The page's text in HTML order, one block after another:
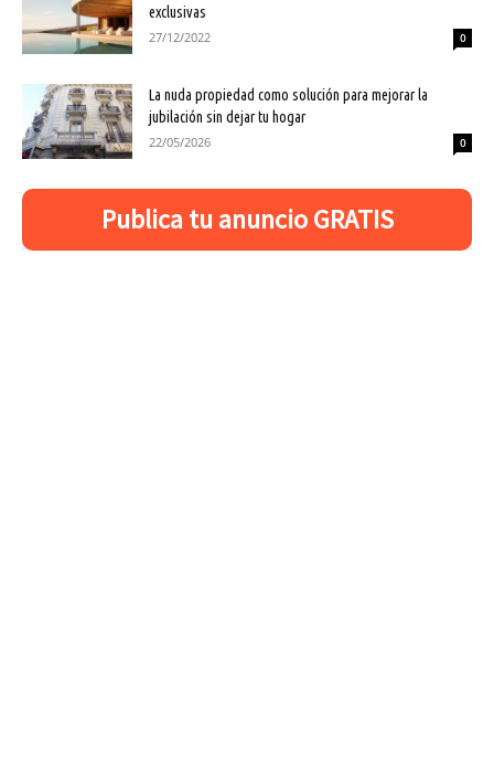
exclusivas
27/12/2022 0
La nuda propiedad como solución para mejorar la
jubilación sin dejar tu hogar
22/05/2026 0
Publica tu anuncio GRATIS